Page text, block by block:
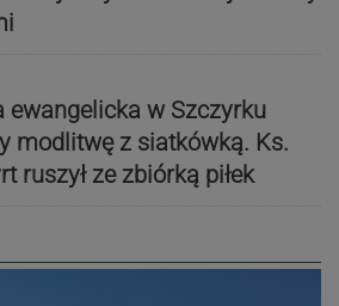
ewangelicka w Szczyrku
modlitwę z siatkówką. Ks.
ruszył ze zbiórką piłek